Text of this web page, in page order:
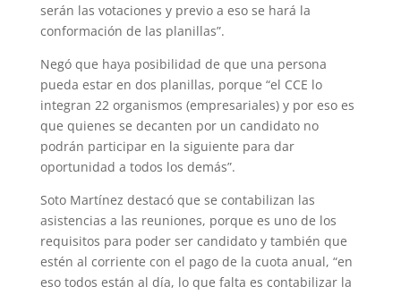
serán las votaciones y previo a eso se hará la
conformación de las planillas”.
Negó que haya posibilidad de que una perso­na
pueda estar en dos planillas, porque “el CCE lo
integran 22 organismos (empresariales) y por eso es
que quienes se decanten por un candidato no
podrán participar en la siguiente para dar
oportunidad a todos los demás”.
Soto Martínez destacó que se contabilizan las
asistencias a las reuniones, porque es uno de los
requisitos para poder ser candidato y también que
estén al corriente con el pago de la cuota anual, “en
eso todos están al día, lo que falta es contabilizar la